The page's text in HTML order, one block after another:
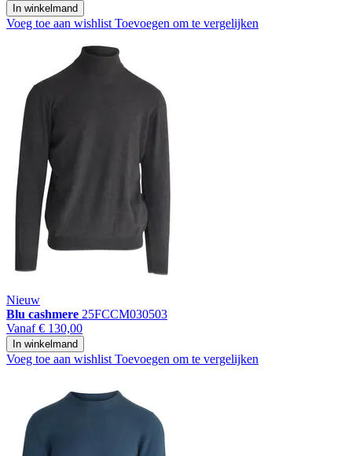
In winkelmand
Voeg toe aan wishlist Toevoegen om te vergelijken
Nieuw
Blu cashmere 25FCCM030503
Vanaf € 130,00
In winkelmand
Voeg toe aan wishlist Toevoegen om te vergelijken